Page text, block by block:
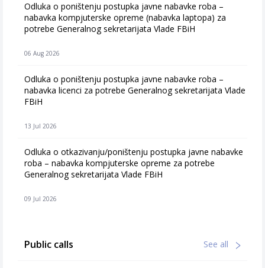
Odluka o poništenju postupka javne nabavke roba –
nabavka kompjuterske opreme (nabavka laptopa) za
potrebe Generalnog sekretarijata Vlade FBiH
06 Aug 2026
Odluka o poništenju postupka javne nabavke roba –
nabavka licenci za potrebe Generalnog sekretarijata Vlade
FBiH
13 Jul 2026
Odluka o otkazivanju/poništenju postupka javne nabavke
roba – nabavka kompjuterske opreme za potrebe
Generalnog sekretarijata Vlade FBiH
09 Jul 2026
Public calls See all